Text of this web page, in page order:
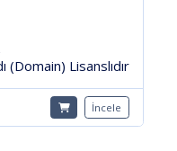
(Domain) Lisanslıdır
İncele